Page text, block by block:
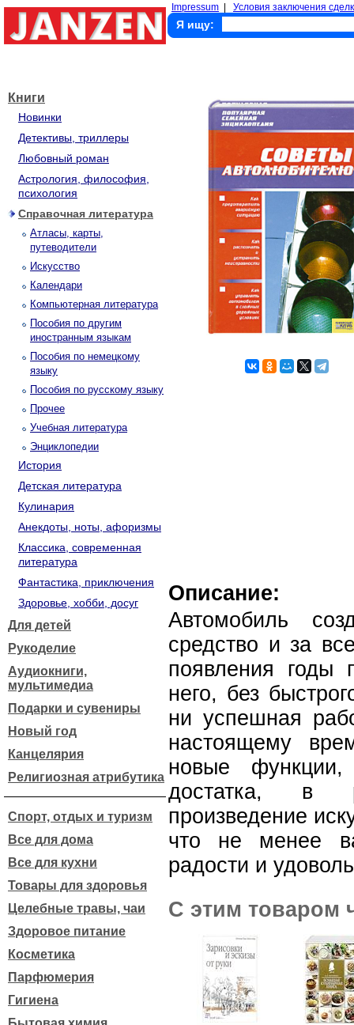
Impressum Условия заключения
Я ищу:
Книги
Новинки
Детективы, триллеры
Любовный роман
Астрология, философия,
психология
Справочная литература
Атласы, карты,
путеводители
Искусство
Календари
Компьютерная литература
Пособия по другим
иностранным языкам
Пособия по немецкому
языку
Пособия по русскому языку
Прочее
Учебная литература
Энциклопедии
История
Детская литература
Кулинария
Анекдоты, ноты, афоризмы
Классика, современная
литература
Фантастика, приключения
Здоровье, хобби, досуг
Для детей
Рукоделие
Аудиокниги,
мультимедиа
Подарки и сувениры
Новый год
Канцелярия
Религиозная атрибутика
Спорт, отдых и туризм
Все для дома
Все для кухни
Товары для здоровья
Целебные травы, чаи
Здоровое питание
Косметика
Парфюмерия
Гигиена
Описание:
Автомобиль
средство и за
появления годы
него, без
ни успешная
настоящему
новые
достатка, в
произведение
что не менее
радости и
С этим товаром